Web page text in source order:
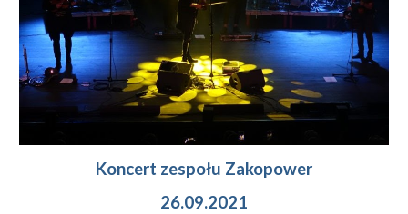
Koncert zespołu Zakopower
26.09.2021